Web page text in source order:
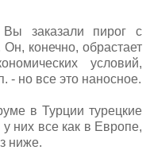
Вы заказали пирог с
конечно, обрастает
условий,
- но все это наносное.
в Турции турецкие
них все как в Европе,
ниже.